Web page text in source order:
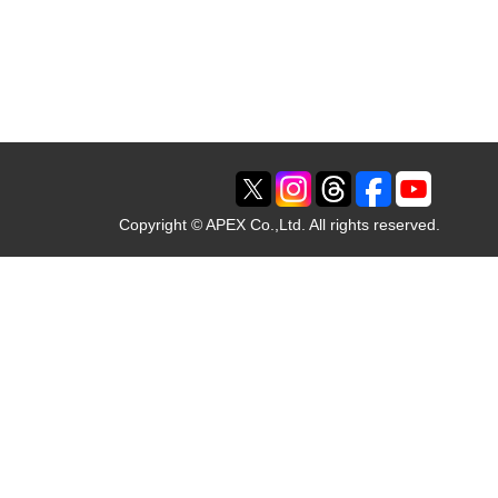
Copyright © APEX Co.,Ltd. All rights reserved.